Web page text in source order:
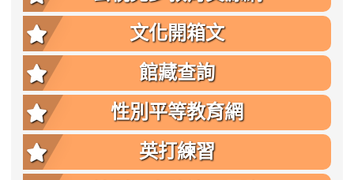
文化開箱文
館藏查詢
性別平等教育網
英打練習